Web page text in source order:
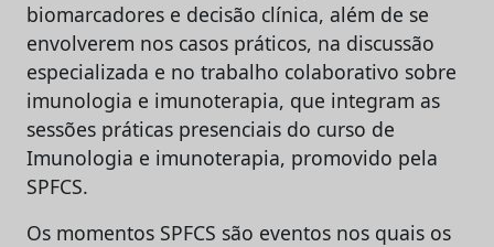
biomarcadores e decisão clínica, além de se
envolverem nos casos práticos, na discussão
especializada e no trabalho colaborativo sobre
imunologia e imunoterapia, que integram as
sessões práticas presenciais do curso de
Imunologia e imunoterapia, promovido pela
SPFCS.
Os momentos SPFCS são eventos nos quais os